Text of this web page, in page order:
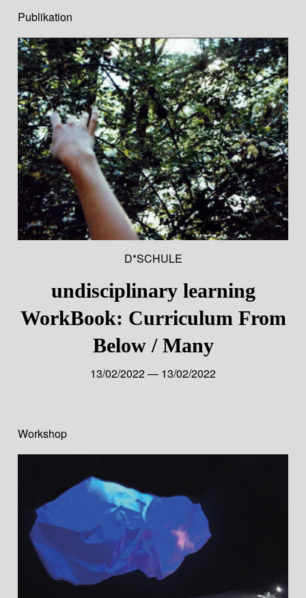
Publikation
D*SCHULE
undisciplinary learning
WorkBook: Curriculum From
Below / Many
13/02/2022 — 13/02/2022
Workshop